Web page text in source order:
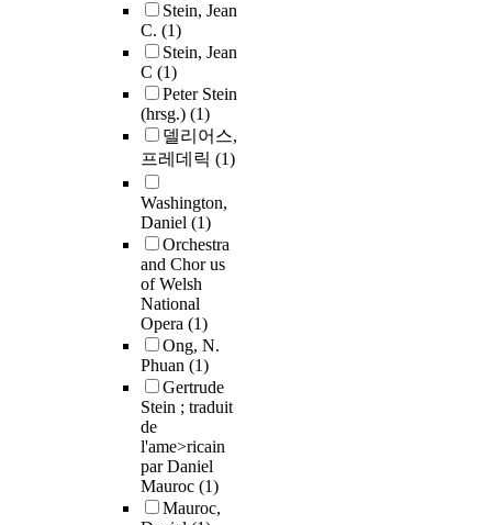
Stein, Jean
C. (1)
Stein, Jean
C (1)
Peter Stein
(hrsg.) (1)
델리어스,
프레데릭 (1)
Washington,
Daniel (1)
Orchestra
and Chor us
of Welsh
National
Opera (1)
Ong, N.
Phuan (1)
Gertrude
Stein ; traduit
de
l'ame>ricain
par Daniel
Mauroc (1)
Mauroc,